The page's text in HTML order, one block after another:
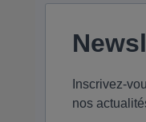
Inscrivez-
nos